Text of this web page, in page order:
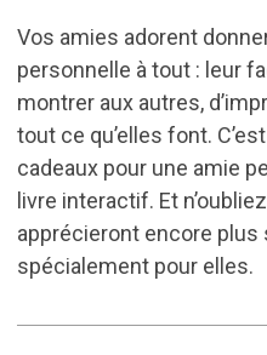
Vos amies adorent
personnelle à tout : leur
montrer aux autres,
tout ce qu’elles font.
cadeaux pour une amie
livre interactif. Et
apprécieront encore
spécialement pour elles.